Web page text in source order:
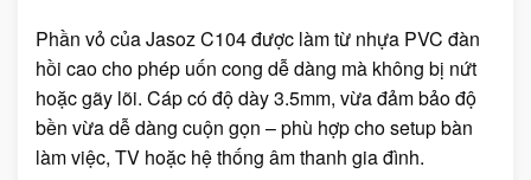
Phần vỏ của Jasoz C104 được làm từ nhựa PVC đàn
hồi cao cho phép uốn cong dễ dàng mà không bị nứt
hoặc gãy lõi. Cáp có độ dày 3.5mm, vừa đảm bảo độ
bền vừa dễ dàng cuộn gọn – phù hợp cho setup bàn
làm việc, TV hoặc hệ thống âm thanh gia đình.